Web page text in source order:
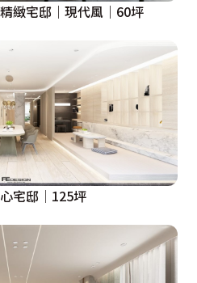
緻宅邸｜現代風｜60坪
宅邸│125坪